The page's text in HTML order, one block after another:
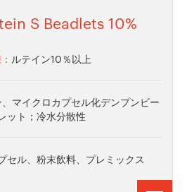
S Beadlets 10%
ルテイン10％以上
マイクロカプセル化デンプンビー
ット；冷水分散性
セル、粉末飲料、プレミックス